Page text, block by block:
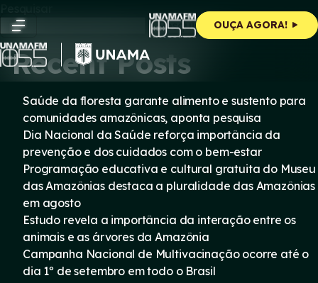
content
OUÇA AGORA!
Pesquisar
Pesquisar
Recent Posts
Saúde da floresta garante alimento e sustento para
comunidades amazônicas, aponta pesquisa
Dia Nacional da Saúde reforça importância da
prevenção e dos cuidados com o bem-estar
Programação educativa e cultural gratuita do Museu
das Amazônias destaca a pluralidade das Amazônias
em agosto
Estudo revela a importância da interação entre os
animais e as árvores da Amazônia
Campanha Nacional de Multivacinação ocorre até o
dia 1º de setembro em todo o Brasil